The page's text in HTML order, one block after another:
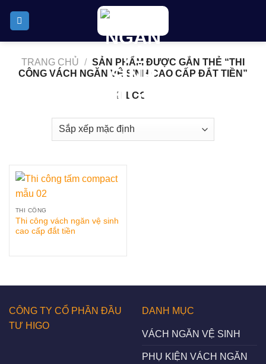
TRANG CHỦ / SẢN PHẨM ĐƯỢC GẮN THẺ “THI
CÔNG VÁCH NGĂN VỆ SINH CAO CẤP ĐẮT TIỀN”
LỌC
THI CÔNG
Thi công vách ngăn vệ sinh
cao cấp đắt tiền
CÔNG TY CỔ PHẦN ĐẦU
TƯ HIGO
DANH MỤC
VÁCH NGĂN VỆ SINH
PHỤ KIỆN VÁCH NGĂN